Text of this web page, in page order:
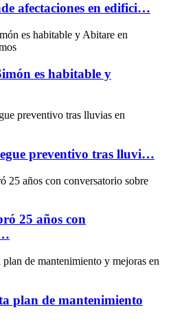
afectaciones en edifici…
es habitable y
preventivo tras lluvi…
25 años con
plan de mantenimiento